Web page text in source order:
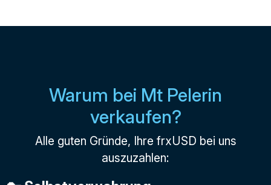
Warum bei Mt Pelerin
verkaufen?
Alle guten Gründe, Ihre frxUSD bei uns
auszuzahlen: